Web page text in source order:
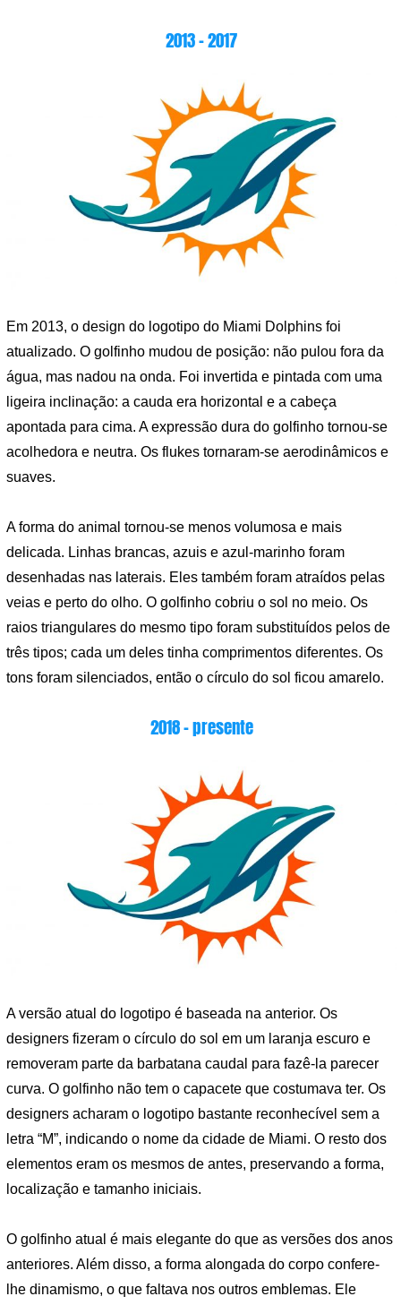
2013 – 2017
Em 2013, o design do logotipo do Miami Dolphins foi
atualizado. O golfinho mudou de posição: não pulou fora da
água, mas nadou na onda. Foi invertida e pintada com uma
ligeira inclinação: a cauda era horizontal e a cabeça
apontada para cima. A expressão dura do golfinho tornou-se
acolhedora e neutra. Os flukes tornaram-se aerodinâmicos e
suaves.
A forma do animal tornou-se menos volumosa e mais
delicada. Linhas brancas, azuis e azul-marinho foram
desenhadas nas laterais. Eles também foram atraídos pelas
veias e perto do olho. O golfinho cobriu o sol no meio. Os
raios triangulares do mesmo tipo foram substituídos pelos de
três tipos; cada um deles tinha comprimentos diferentes. Os
tons foram silenciados, então o círculo do sol ficou amarelo.
2018 – presente
A versão atual do logotipo é baseada na anterior. Os
designers fizeram o círculo do sol em um laranja escuro e
removeram parte da barbatana caudal para fazê-la parecer
curva. O golfinho não tem o capacete que costumava ter. Os
designers acharam o logotipo bastante reconhecível sem a
letra “M”, indicando o nome da cidade de Miami. O resto dos
elementos eram os mesmos de antes, preservando a forma,
localização e tamanho iniciais.
O golfinho atual é mais elegante do que as versões dos anos
anteriores. Além disso, a forma alongada do corpo confere-
lhe dinamismo, o que faltava nos outros emblemas. Ele